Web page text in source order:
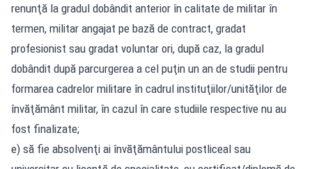
renunţă la gradul dobândit anterior în calitate de militar în
termen, militar angajat pe bază de contract, gradat
profesionist sau gradat voluntar ori, după caz, la gradul
dobândit după parcurgerea a cel puţin un an de studii pentru
formarea cadrelor militare în cadrul instituţiilor/unităţilor de
învăţământ militar, în cazul în care studiile respective nu au
fost finalizate;
e) să fie absolvenţi ai învăţământului postliceal sau